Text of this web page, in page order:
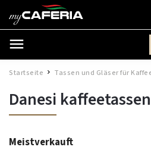
Startseite / Tassen und Gläser für
Danesi kaffeetassen
Meistverkauft